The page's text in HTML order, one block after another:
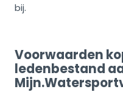
bij.
Voorwaarden
ledenbestand